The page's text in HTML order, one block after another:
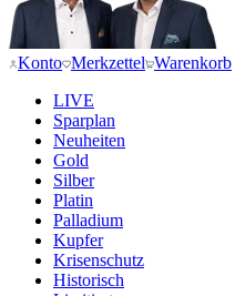
Konto Merkzettel Warenkorb
LIVE
Sparplan
Neuheiten
Gold
Silber
Platin
Palladium
Kupfer
Krisenschutz
Historisch